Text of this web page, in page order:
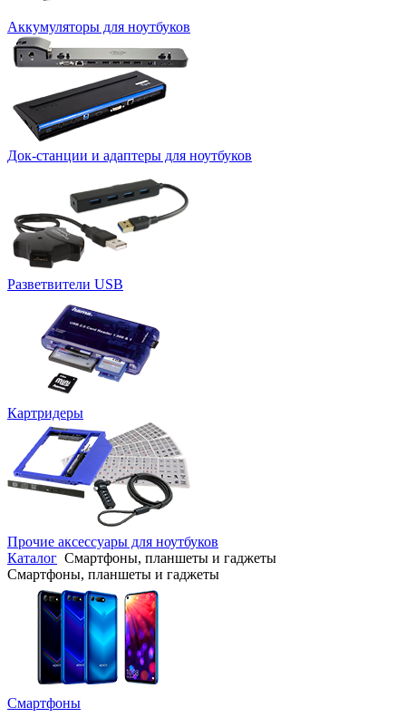
Аккумуляторы для ноутбуков
Док-станции и адаптеры для ноутбуков
Разветвители USB
Картридеры
Прочие аксессуары для ноутбуков
Каталог Смартфоны, планшеты и гаджеты
Смартфоны, планшеты и гаджеты
Смартфоны